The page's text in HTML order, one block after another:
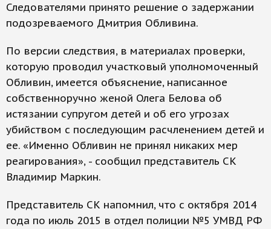
Следователями принято решение о задержании
подозреваемого Дмитрия Обливина.
По версии следствия, в материалах проверки,
которую проводил участковый уполномоченный
Обливин, имеется объяснение, написанное
собственноручно женой Олега Белова об
истязании супругом детей и об его угрозах
убийством с последующим расчленением детей и
ее. «Именно Обливин не принял никаких мер
реагирования», - сообщил представитель СК
Владимир Маркин.
Представитель СК напомнил, что с октября 2014
года по июль 2015 в отдел полиции №5 УМВД РФ